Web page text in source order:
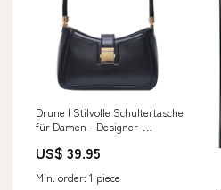
Drune | Stilvolle Schultertasche
für Damen - Designer-
pumps-ai
US$ 39.95
Min. order: 1 piece